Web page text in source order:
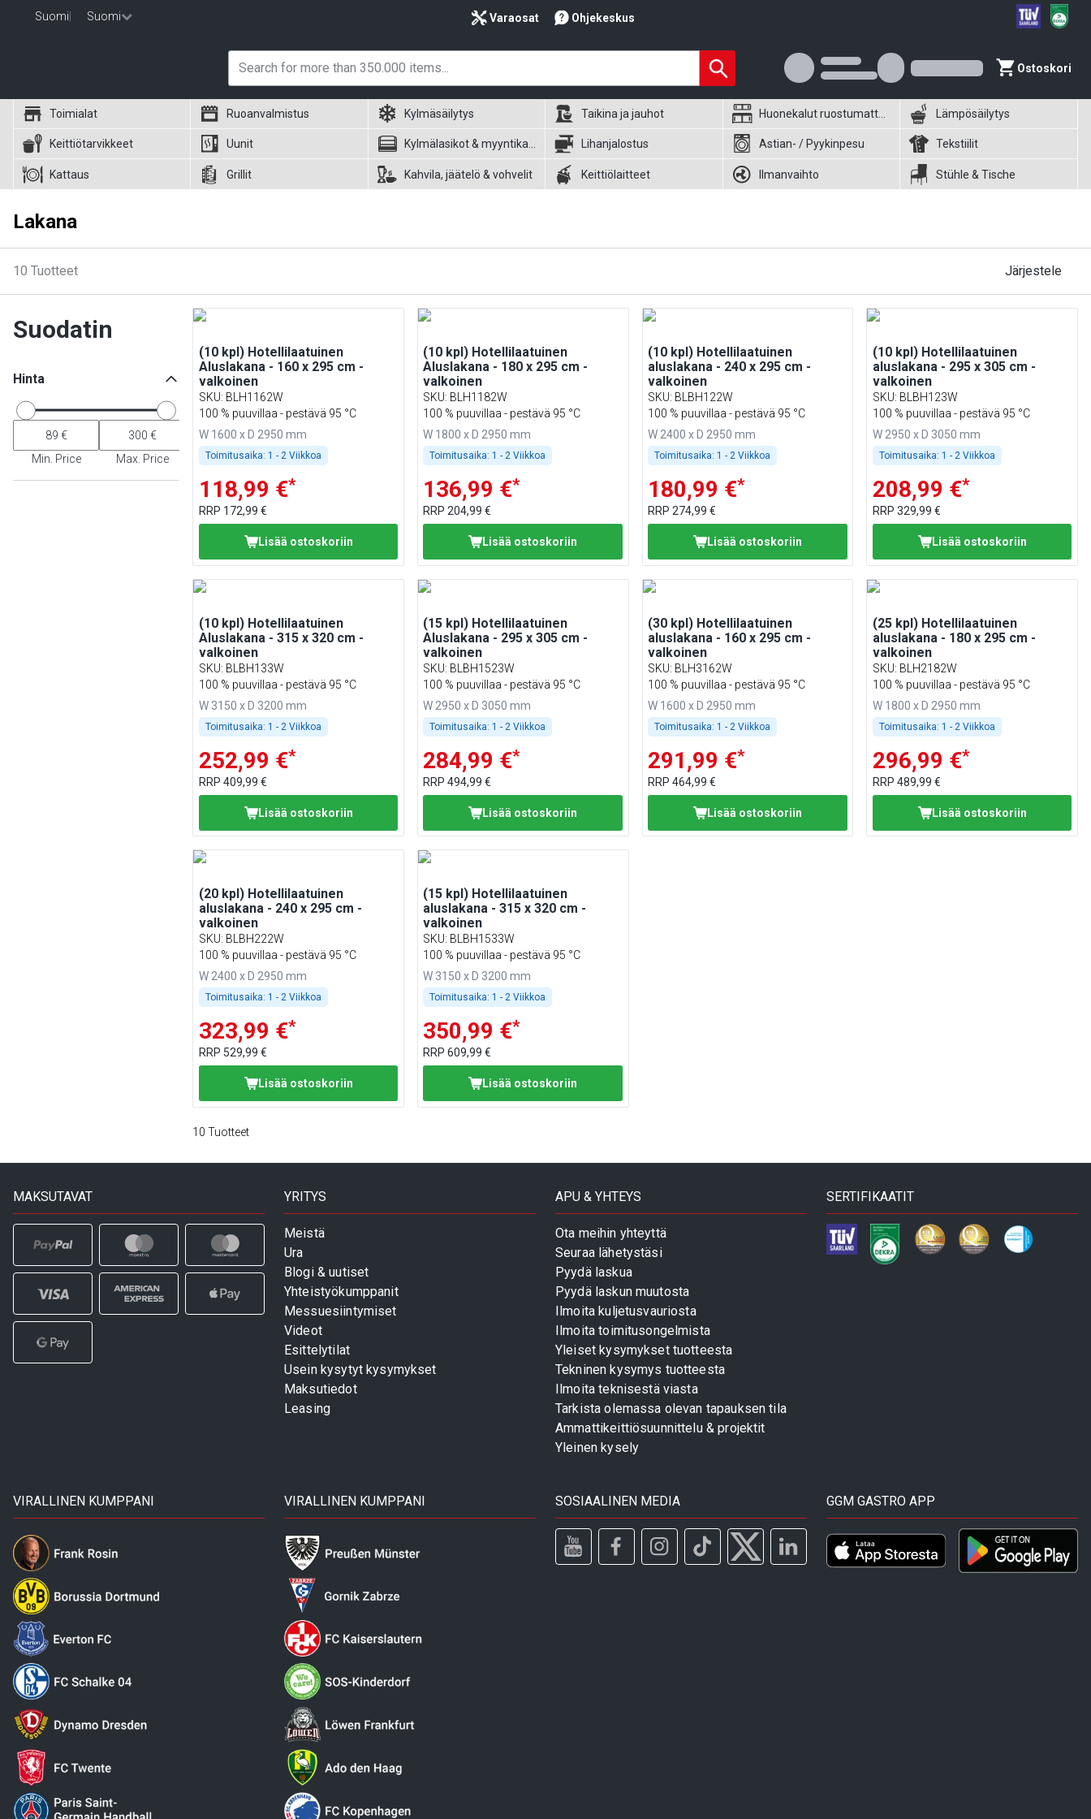
Suomi Suomi Varaosat Ohjekeskus
Ostoskori
Toimialat Ruoanvalmistus Kylmäsäilytys Taikina ja jauhot Huonekalut ruostumattomasta teräksestä Lämpösäilytys
Keittiötarvikkeet Uunit Lihanjalostus Astian- / Pyykinpesu Tekstiilit
Kattaus Grillit Kahvila, jäätelö & vohvelit Keittiölaitteet Ilmanvaihto Stühle & Tische
Lakana
10 Tuotteet Järjestele
Suodatin
Hinta
Min. Price Max. Price
(10 kpl) Hotellilaatuinen
Aluslakana - 160 x 295 cm -
valkoinen
SKU: BLH1162W
100 % puuvillaa - pestävä 95 °C
W 1600 x D 2950 mm
Toimitusaika: 1 - 2 Viikkoa
118,99 €*
RRP 172,99 €
Lisää ostoskoriin
(10 kpl) Hotellilaatuinen
Aluslakana - 180 x 295 cm -
valkoinen
SKU: BLH1182W
100 % puuvillaa - pestävä 95 °C
W 1800 x D 2950 mm
Toimitusaika: 1 - 2 Viikkoa
136,99 €*
RRP204,99 €
Lisää ostoskoriin
(10 kpl) Hotellilaatuinen
aluslakana - 240 x 295 cm -
valkoinen
SKU: BLBH122W
100 % puuvillaa - pestävä 95 °C
W 2400 x D 2950 mm
Toimitusaika: 1 - 2 Viikkoa
180,99 €*
RRP274,99 €
Lisää ostoskoriin
(10 kpl) Hotellilaatuinen
aluslakana - 295 x 305 cm -
valkoinen
SKU: BLBH123W
100 % puuvillaa - pestävä 95 °C
W 2950 x D 3050 mm
Toimitusaika: 1 - 2 Viikkoa
208,99 €*
RRP 329,99 €
Lisää ostoskoriin
(10 kpl) Hotellilaatuinen
Aluslakana - 315 x 320 cm -
valkoinen
SKU: BLBH133W
100 % puuvillaa - pestävä 95 °C
W 3150 x D 3200 mm
Toimitusaika: 1 - 2 Viikkoa
252,99 €*
RRP 409,99 €
Lisää ostoskoriin
(15 kpl) Hotellilaatuinen
Aluslakana - 295 x 305 cm -
valkoinen
SKU: BLBH1523W
100 % puuvillaa - pestävä 95 °C
W 2950 x D 3050 mm
Toimitusaika: 1 - 2 Viikkoa
284,99 €*
RRP494,99 €
Lisää ostoskoriin
(30 kpl) Hotellilaatuinen
aluslakana - 160 x 295 cm -
valkoinen
SKU: BLH3162W
100 % puuvillaa - pestävä 95 °C
W 1600 x D 2950 mm
Toimitusaika: 1 - 2 Viikkoa
291,99 €*
RRP464,99 €
Lisää ostoskoriin
(25 kpl) Hotellilaatuinen
aluslakana - 180 x 295 cm -
valkoinen
SKU: BLH2182W
100 % puuvillaa - pestävä 95 °C
W 1800 x D 2950 mm
Toimitusaika: 1 - 2 Viikkoa
296,99 €*
RRP 489,99 €
Lisää ostoskoriin
(20 kpl) Hotellilaatuinen
aluslakana - 240 x 295 cm -
valkoinen
SKU: BLBH222W
100 % puuvillaa - pestävä 95 °C
W 2400 x D 2950 mm
Toimitusaika: 1 - 2 Viikkoa
323,99 €*
RRP 529,99 €
Lisää ostoskoriin
(15 kpl) Hotellilaatuinen
aluslakana - 315 x 320 cm -
valkoinen
SKU: BLBH1533W
100 % puuvillaa - pestävä 95 °C
W 3150 x D 3200 mm
Toimitusaika: 1 - 2 Viikkoa
350,99 €*
RRP609,99 €
Lisää ostoskoriin
10 Tuotteet
MAKSUTAVAT YRITYS
Meistä
Ura
Blogi & uutiset
Yhteistyökumppanit
Messuesiintymiset
Videot
Esittelytilat
Usein kysytyt kysymykset
Maksutiedot
Leasing
APU & YHTEYS
Ota meihin yhteyttä
Seuraa lähetystäsi
Pyydä laskua
Pyydä laskun muutosta
Ilmoita kuljetusvauriosta
Ilmoita toimitusongelmista
Yleiset kysymykset tuotteesta
Tekninen kysymys tuotteesta
Ilmoita teknisestä viasta
Tarkista olemassa olevan tapauksen tila
Ammattikeittiösuunnittelu & projektit
Yleinen kysely
SERTIFIKAATIT
VIRALLINEN KUMPPANI VIRALLINEN KUMPPANI SOSIAALINEN MEDIA GGM GASTRO APP